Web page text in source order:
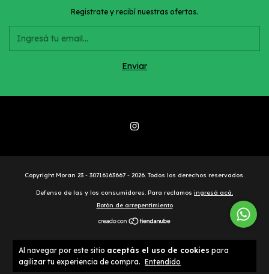
Al navegar por este sitio aceptás el uso de cookies para
agilizar tu experiencia de compra. Entendido
Registrate y recibí nuestras ofertas.
Copyright Moran 23 - 30716163667 - 2026. Todos los derechos reservados.
Defensa de las y los consumidores. Para reclamos ingresá acá.
Botón de arrepentimiento